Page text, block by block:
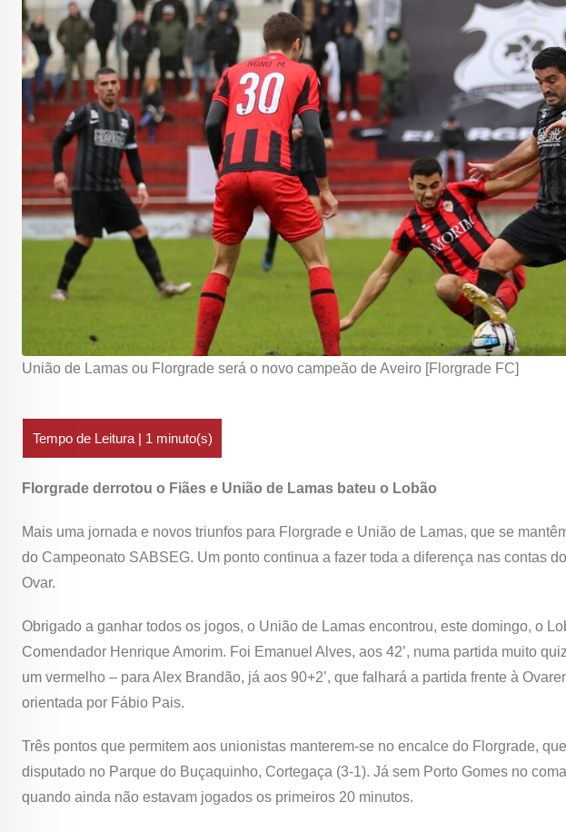
União de Lamas ou Florgrade será o novo campeão de Aveiro [Florgrade FC]
Florgrade derrotou o Fiães e União de Lamas bateu o Lobão
Mais uma jornada e novos triunfos para Florgrade e União de Lamas, que se
do Campeonato SABSEG. Um ponto continua a fazer toda a diferença nas contas
Ovar.
Obrigado a ganhar todos os jogos, o União de Lamas encontrou, este domingo, o
Comendador Henrique Amorim. Foi Emanuel Alves, aos 42’, numa partida muito
um vermelho – para Alex Brandão, já aos 90+2’, que falhará a partida frente à
orientada por Fábio Pais.
Três pontos que permitem aos unionistas manterem-se no encalce do Florgrade,
disputado no Parque do Buçaquinho, Cortegaça (3-1). Já sem Porto Gomes no
quando ainda não estavam jogados os primeiros 20 minutos.